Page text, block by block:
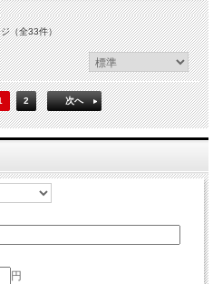
（全33件）
2 次へ
円